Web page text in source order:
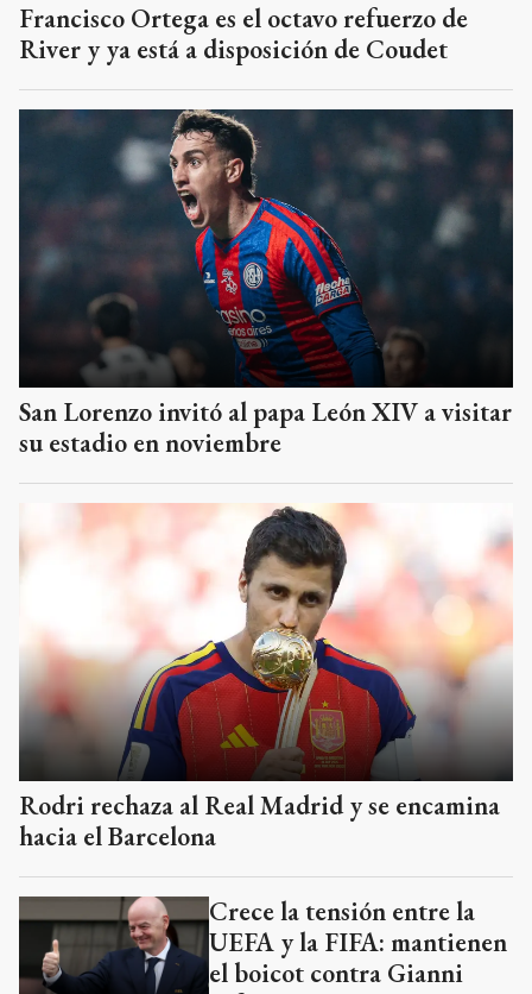
Francisco Ortega es el octavo refuerzo de
River y ya está a disposición de Coudet
San Lorenzo invitó al papa León XIV a visitar
su estadio en noviembre
Rodri rechaza al Real Madrid y se encamina
hacia el Barcelona
Crece la tensión entre la
UEFA y la FIFA: mantienen
el boicot contra Gianni